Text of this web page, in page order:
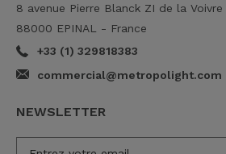
8 avenue Pierre Blanck ZI de la
88000 EPINAL - France
+33 (1) 329818383
commercial@metropolight.com
NEWSLETTER